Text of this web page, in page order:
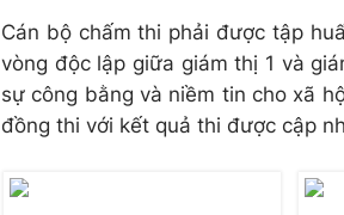
Cán bộ chấm thi phải được tập
vòng độc lập giữa giám thị 1 và
sự công bằng và niềm tin cho xã
đồng thi với kết quả thi được cập